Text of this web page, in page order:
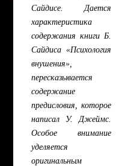
Сайдисе. Дается
характеристика
содержания книги Б.
Сайдиса «Психология
внушения»,
пересказывается
содержание
предисловия, которое
написал У. Джеймс.
Особое внимание
уделяется
оригинальным